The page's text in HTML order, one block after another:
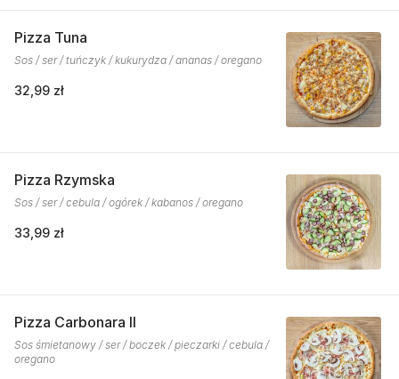
Pizza Tuna
Sos / ser / tuńczyk / kukurydza / ananas / oregano
32,99 zł
Pizza Rzymska
Sos / ser / cebula / ogórek / kabanos / oregano
33,99 zł
Pizza Carbonara II
Sos śmietanowy / ser / boczek / pieczarki / cebula /
oregano